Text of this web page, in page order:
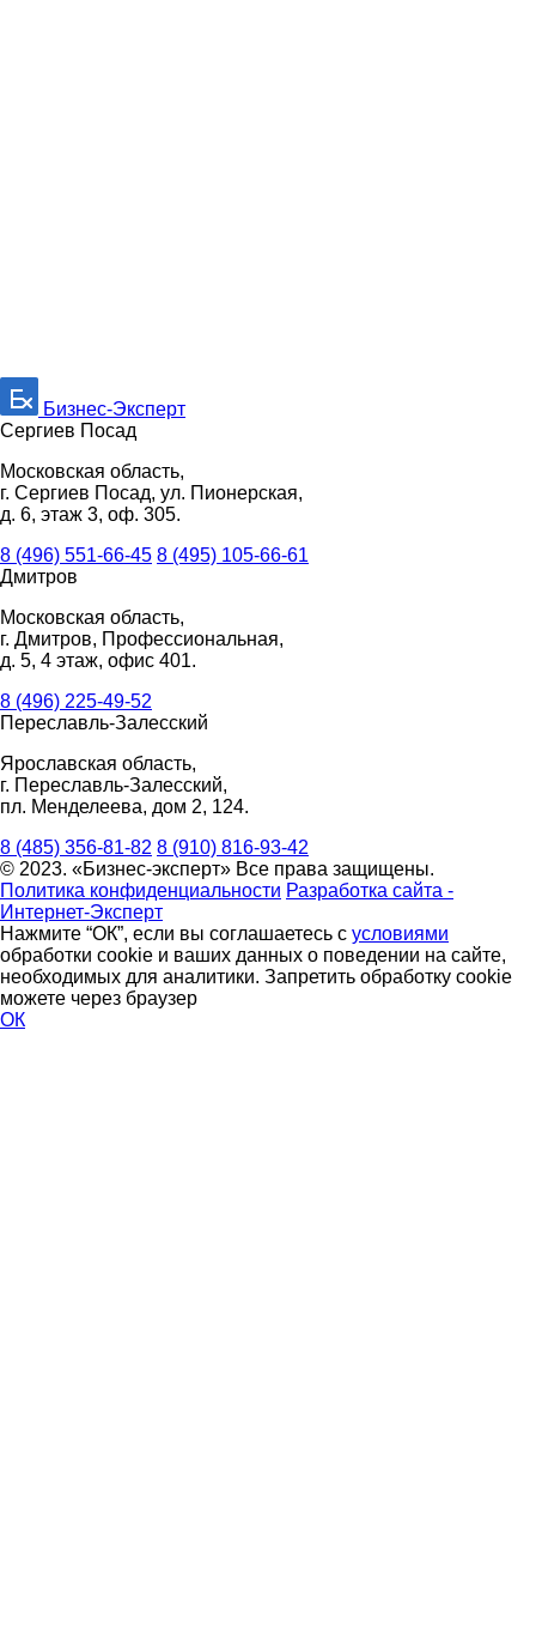
Бизнес-Эксперт
Сергиев Посад
Московская область,
г. Сергиев Посад, ул. Пионерская,
д. 6, этаж 3, оф. 305.
8 (496) 551-66-45 8 (495) 105-66-61
Дмитров
Московская область,
г. Дмитров, Профессиональная,
д. 5, 4 этаж, офис 401.
8 (496) 225-49-52
Переславль-Залесский
Ярославская область,
г. Переславль-Залесский,
пл. Менделеева, дом 2, 124.
8 (485) 356-81-82 8 (910) 816-93-42
© 2023. «Бизнес-эксперт» Все права защищены.
Политика конфиденциальности Разработка сайта -
Интернет-Эксперт
Нажмите “ОК”, если вы соглашаетесь с условиями
обработки cookie и ваших данных о поведении на сайте,
необходимых для аналитики. Запретить обработку cookie
можете через браузер
ОК